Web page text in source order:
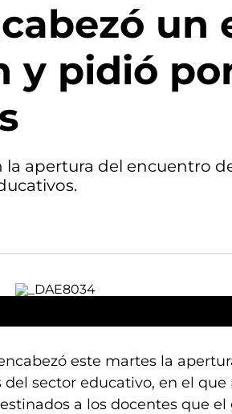
un
y pidió
la apertura del encuentro
este martes la
sector educativo, en el que
a los docentes que